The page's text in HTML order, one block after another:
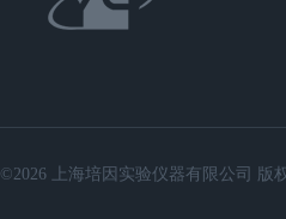
©2026 上海培因实验仪器有限公司 版